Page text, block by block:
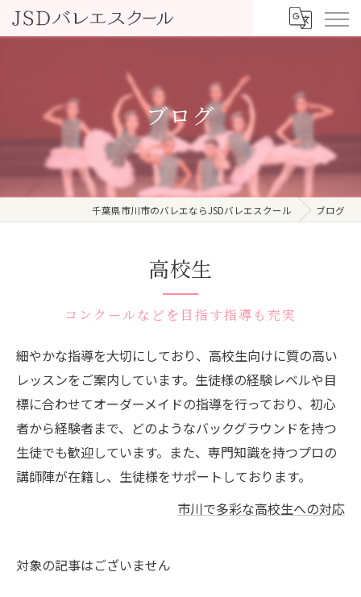
ブログ
千葉県市川市のバレエならJSDバレエスクール ブログ
高校生
コンクールなどを目指す指導も充実
細やかな指導を大切にしており、高校生向けに質の高い
レッスンをご案内しています。生徒様の経験レベルや目
標に合わせてオーダーメイドの指導を行っており、初心
者から経験者まで、どのようなバックグラウンドを持つ
生徒でも歓迎しています。また、専門知識を持つプロの
講師陣が在籍し、生徒様をサポートしております。
市川で多彩な高校生への対応
対象の記事はございません